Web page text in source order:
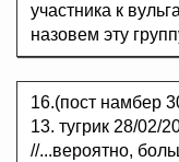
участника к
назовем эту
16.(пост намбер
13. тугрик 28/02/
//...вероятно,